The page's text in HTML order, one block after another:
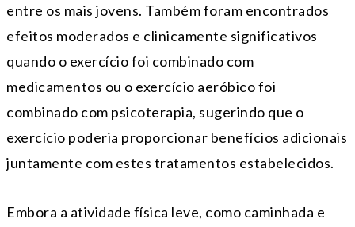
entre os mais jovens. Também foram encontrados
efeitos moderados e clinicamente significativos
quando o exercício foi combinado com
medicamentos ou o exercício aeróbico foi
combinado com psicoterapia, sugerindo que o
exercício poderia proporcionar benefícios adicionais
juntamente com estes tratamentos estabelecidos.
Embora a atividade física leve, como caminhada e